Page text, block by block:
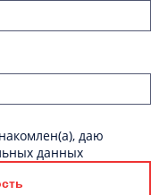
даю
данных